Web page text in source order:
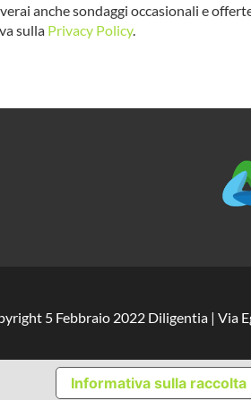
anche sondaggi occasionali e
sulla Privacy Policy.
5 Febbraio 2022 Diligentia | Via
Informativa sulla raccolta